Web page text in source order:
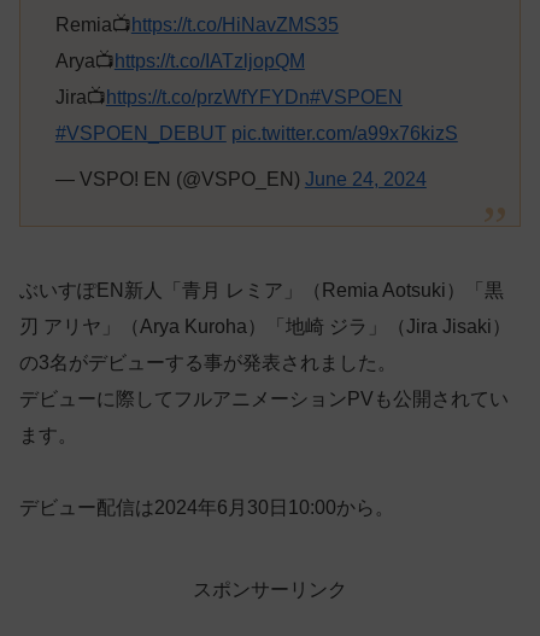
Remia📺 https://t.co/HiNavZMS35
Arya📺 https://t.co/IATzljopQM
Jira📺 https://t.co/przWfYFYDn#VSPOEN
#VSPOEN_DEBUT pic.twitter.com/a99x76kizS
— VSPO! EN (@VSPO_EN) June 24, 2024
ぶいすぽEN新人「青月 レミア」（Remia Aotsuki）「黒
刃 アリヤ」（Arya Kuroha）「地崎 ジラ」（Jira Jisaki）
の3名がデビューする事が発表されました。
デビューに際してフルアニメーションPVも公開されてい
ます。
デビュー配信は2024年6月30日10:00から。
スポンサーリンク